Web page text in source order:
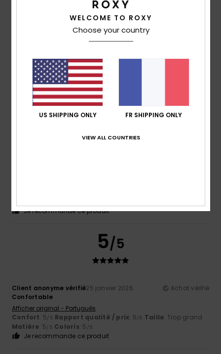
5/5
Client anonyme vérifié21 février 2026
Achat vérifié
Je suis très satisfaite des produits roxy
Confort: 5/5 Rapport qualité / prix
Matière: 5/5 Coloris: 5/5
Je recommande ce produit
Je recommande ce produit
5/5
Client anonyme vérifié25 janvier 2026
Achat vérifié
Confortable
Afficher original - Português
Confort: 5/5 Rapport qualité / prix: 5/5 Taille: Trop grand
Matière: 5/5 Coloris: 5 /5
Je recommande ce produit
WELCOME TO ROXY
Choose your country
US SHIPPING ONLY FR SHIPPING ONLY
VIEW ALL COUNTRIES